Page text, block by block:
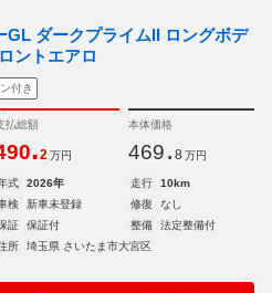
GL ダークプライムII ロングボデ
ントエアロ
付き
払総額
.2 万円
本体価格
469. 8 万円
式 2026年 走行
10km
検
新車未登録 修復
なし
証
保証付 整備
法定整備付
所
埼玉県 さいたま市大宮区